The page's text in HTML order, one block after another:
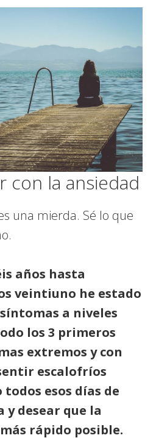
con la ansiedad
una mierda. Sé lo que
años hasta
veintiuno he estado
a niveles
los 3 primeros
extremos y con
escalofríos
esos días de
y desear que la
rápido posible.